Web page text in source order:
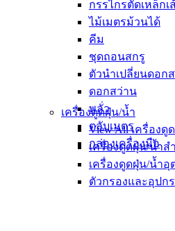
กรรไกรตัดเหล็กเ
ไม้เมตรม้วนได้
คีม
ชุดถอนสกรู
ตัวนำเปลี่ยนดอก
ดอกสว่าน
พลั่ว
ตลับเมตร
กล่องเครื่องมือ
เครื่องดูดฝุ่น/น้ำ
View All เครื่องดู
เครื่องดูดฝุ่น/น้ำส
เครื่องดูดฝุ่น/น้ำ
ตัวกรองและอุปก